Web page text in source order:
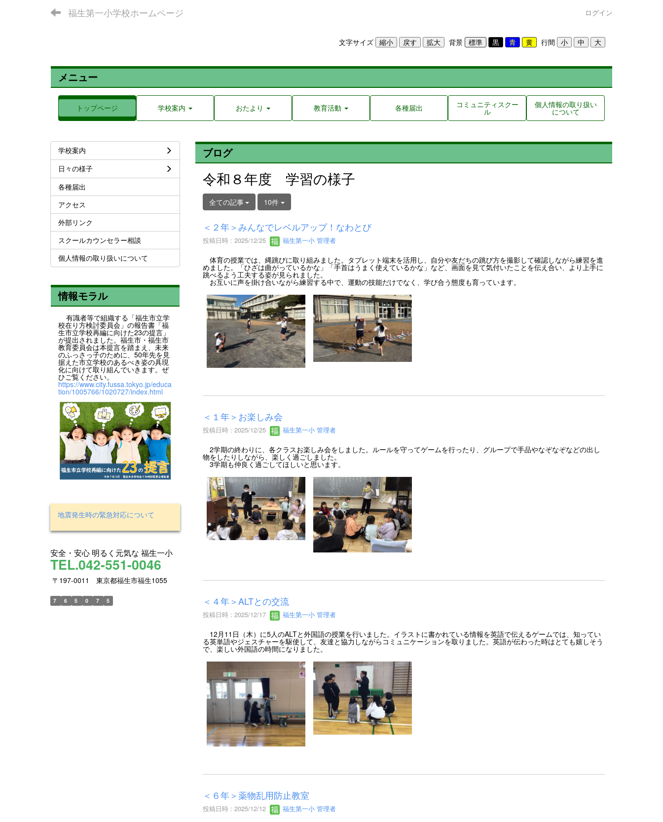
福生第一小学校ホームページ ログイン
文字サイズ 背景 行間
メニュー
トップページ 学校案内 おたより 教育活動 各種届出 コミュニティスクー
ル
個人情報の取り扱い
について
ブログ
令和８年度 学習の様子
全ての記事 10件
＜２年＞みんなでレベルアップ！なわとび
投稿日時 : 2025/12/25 福生第一小 管理者
体育の授業では、縄跳びに取り組みました。タブレット端末を活用し、自分や友だちの跳び方を撮影して確認しながら練習を進
めました。「ひざは曲がっているかな」「手首はうまく使えているかな」など、画面を見て気付いたことを伝え合い、より上手に
跳べるよう工夫する姿が見られました。
お互いに声を掛け合いながら練習する中で、運動の技能だけでなく、学び合う態度も育っています。
＜１年＞お楽しみ会
投稿日時 : 2025/12/25 福生第一小 管理者
2学期の終わりに、各クラスお楽しみ会をしました。ルールを守ってゲームを行ったり、グループで手品やなぞなぞなどの出し
物をしたりしながら、楽しく過ごしました。
3学期も仲良く過ごしてほしいと思います。
＜４年＞ALTとの交流
投稿日時 : 2025/12/17 福生第一小 管理者
12月11日（木）に5人のALTと外国語の授業を行いました。イラストに書かれている情報を英語で伝えるゲームでは、知ってい
る英単語やジェスチャーを駆使して、友達と協力しながらコミュニケーションを取りました。英語が伝わった時はとても嬉しそう
で、楽しい外国語の時間になりました。
＜６年＞薬物乱用防止教室
投稿日時 : 2025/12/12 福生第一小 管理者
学校案内
日々の様子
各種届出
アクセス
外部リンク
スクールカウンセラー相談
個人情報の取り扱いについて
情報モラル
有識者等で組織する「福生市立学
校在り方検討委員会」の報告書「福
生市立学校再編に向けた23の提言」
が提出されました。福生市・福生市
教育委員会は本提言を踏まえ、未来
のふっさっ子のために、50年先を見
据えた市立学校のあるべき姿の具現
化に向けて取り組んでいきます。ぜ
ひご覧ください。
https://www.city.fussa.tokyo.jp/educa
tion/1005766/1020727/index.html
地震発生時の緊急対応について
安全・安心 明るく元気な 福生一小
TEL.042-551-0046
〒197-0011 東京都福生市福生1055
7 6 5 0 7 5